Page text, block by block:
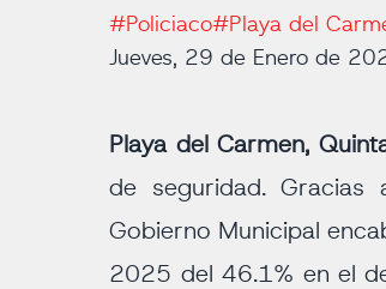
#Policiaco#Playa del
Jueves, 29 de Enero de
Playa del Carmen,
de seguridad. Gracias
Gobierno Municipal
2025 del 46.1% en el